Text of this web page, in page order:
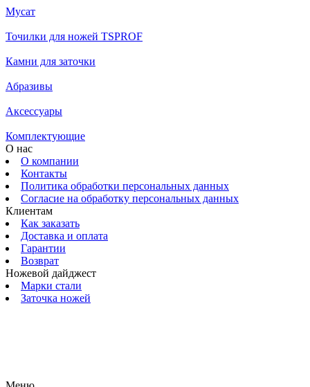
Мусат
Точилки для ножей TSPROF
Камни для заточки
Абразивы
Аксессуары
Комплектующие
О нас
О компании
Контакты
Политика обработки персональных данных
Согласие на обработку персональных данных
Клиентам
Как заказать
Доставка и оплата
Гарантии
Возврат
Ножевой дайджест
Марки стали
Заточка ножей